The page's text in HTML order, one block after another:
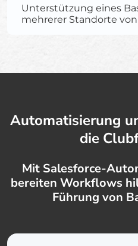
Unterstützung eines
mehrerer Standorte
Automatisierung
die
Mit Salesforce-
bereiten Workflows
Führung von